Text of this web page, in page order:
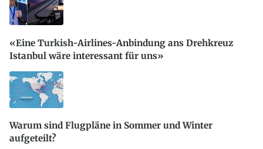
«Eine Turkish-Airlines-Anbindung ans Drehkreuz
Istanbul wäre interessant für uns»
Warum sind Flugpläne in Sommer und Winter
aufgeteilt?